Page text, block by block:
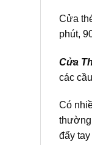
Cửa
phút,
Cửa
các
Có
thường
đẩy